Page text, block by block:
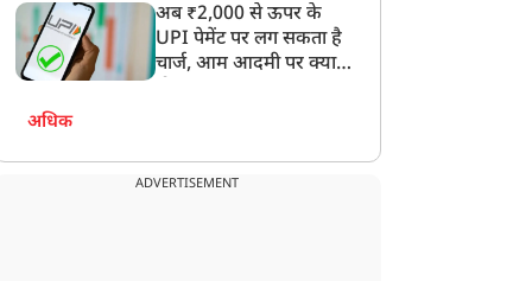
अब ₹2,000 से ऊपर के
UPI पेमेंट पर लग सकता है
चार्ज, आम आदमी पर क्या
अधिक
ADVERTISEMENT